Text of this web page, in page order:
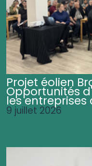
Projet éolien
Opportunités
les
9 juillet 2026